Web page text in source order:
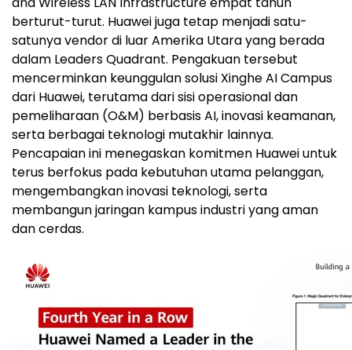
berturut-turut. Huawei juga tetap menjadi satu-
satunya vendor di luar Amerika Utara yang berada
dalam Leaders Quadrant. Pengakuan tersebut
mencerminkan keunggulan solusi Xinghe AI Campus
dari Huawei, terutama dari sisi operasional dan
pemeliharaan (O&M) berbasis AI, inovasi keamanan,
serta berbagai teknologi mutakhir lainnya.
Pencapaian ini menegaskan komitmen Huawei untuk
terus berfokus pada kebutuhan utama pelanggan,
mengembangkan inovasi teknologi, serta
membangun jaringan kampus industri yang aman
dan cerdas.